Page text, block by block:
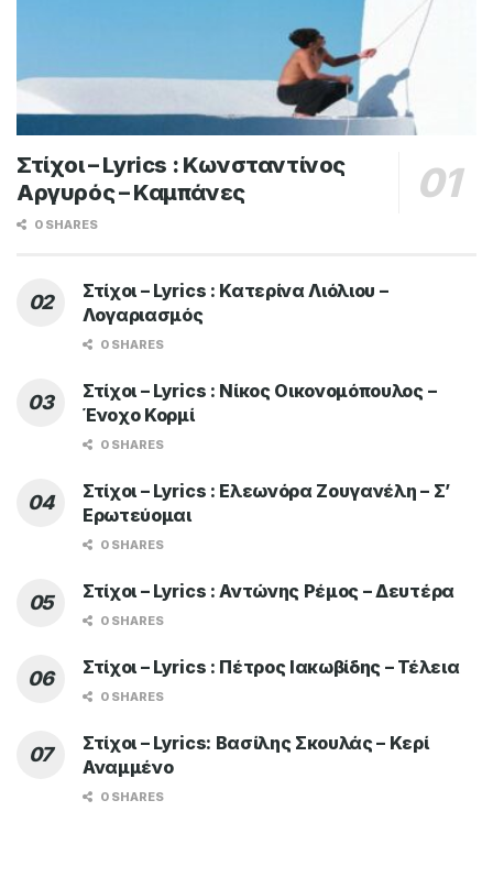
Στίχοι – Lyrics : Κωνσταντίνος
Αργυρός – Καμπάνες
0 SHARES
Στίχοι – Lyrics : Κατερίνα Λιόλιου –
Λογαριασμός
0 SHARES
Στίχοι – Lyrics : Νίκος Οικονομόπουλος –
Ένοχο Κορμί
0 SHARES
Στίχοι – Lyrics : Ελεωνόρα Ζουγανέλη – Σ’
Ερωτεύομαι
0 SHARES
Στίχοι – Lyrics : Αντώνης Ρέμος – Δευτέρα
0 SHARES
Στίχοι – Lyrics : Πέτρος Ιακωβίδης – Τέλεια
0 SHARES
Στίχοι – Lyrics: Βασίλης Σκουλάς – Κερί
Αναμμένο
0 SHARES